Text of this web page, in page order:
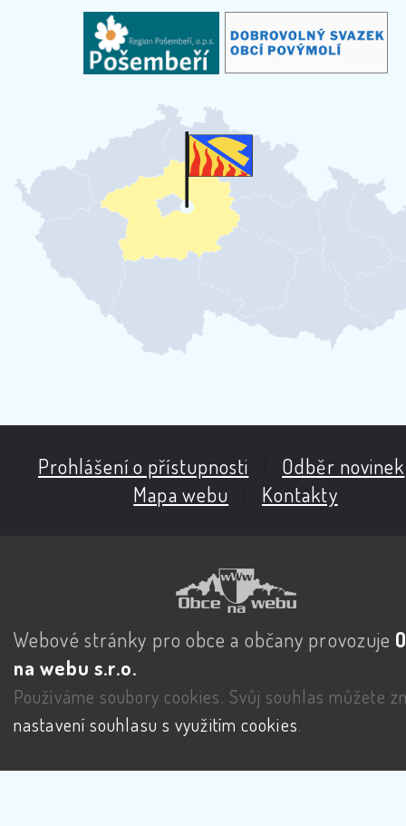
Prohlášení o přístupnosti Odběr novinek
Mapa webu
Kontakty
Webové stránky pro obce a občany provozuje
na webu s.r.o.
Používáme soubory cookies. Svůj souhlas můžete
nastavení souhlasu s využitím cookies.